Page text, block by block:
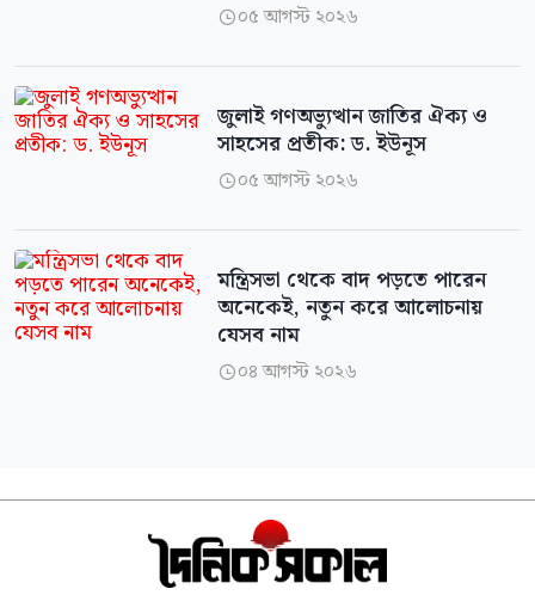
০৫ আগস্ট ২০২৬
জুলাই গণঅভ্যুত্থান জাতির ঐক্য ও
সাহসের প্রতীক: ড. ইউনূস
০৫ আগস্ট ২০২৬
মন্ত্রিসভা থেকে বাদ পড়তে পারেন
অনেকেই, নতুন করে আলোচনায়
যেসব নাম
০৪ আগস্ট ২০২৬